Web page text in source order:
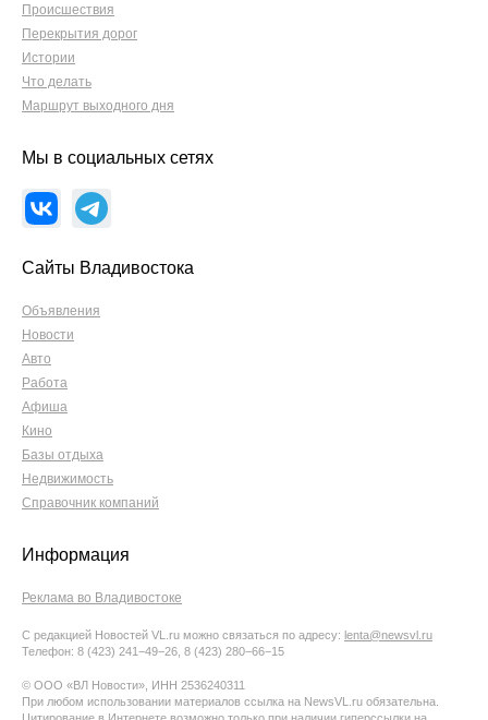
Происшествия
Перекрытия дорог
Истории
Что делать
Маршрут выходного дня
Мы в социальных сетях
Сайты Владивостока
Объявления
Новости
Авто
Работа
Афиша
Кино
Базы отдыха
Недвижимость
Справочник компаний
Информация
Реклама во Владивостоке
С редакцией Новостей VL.ru можно связаться по адресу: lenta@newsvl.ru
Телефон: 8 (423) 241−49−26, 8 (423) 280−66−15
© ООО «ВЛ Новости», ИНН 2536240311
При любом использовании материалов ссылка на NewsVL.ru обязательна.